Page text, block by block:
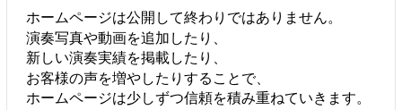
ホームページは公開して終わりではありません。
演奏写真や動画を追加したり、
新しい演奏実績を掲載したり、
お客様の声を増やしたりすることで、
ホームページは少しずつ信頼を積み重ねていきます。